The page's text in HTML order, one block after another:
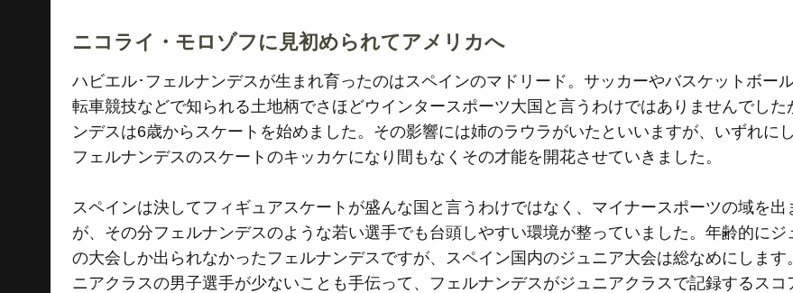
ニコライ・モロゾフに見初められてアメリカへ
ハビエル･フェルナンデスが生まれ育ったのはスペインのマドリード。サッカーやバスケットボー
転車競技などで知られる土地柄でさほどウインタースポーツ大国と言うわけではありませんでした
ンデスは6歳からスケートを始めました。その影響には姉のラウラがいたといいますが、いずれに
フェルナンデスのスケートのキッカケになり間もなくその才能を開花させていきました。
スペインは決してフィギュアスケートが盛んな国と言うわけではなく、マイナースポーツの域を出
が、その分フェルナンデスのような若い選手でも台頭しやすい環境が整っていました。年齢的にジ
の大会しか出られなかったフェルナンデスですが、スペイン国内のジュニア大会は総なめにします
ニアクラスの男子選手が少ないことも手伝って、フェルナンデスがジュニアクラスで記録するスコ